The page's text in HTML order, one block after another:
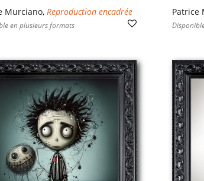
Murciano, Reproduction encadrée
en plusieurs formats
Patrice